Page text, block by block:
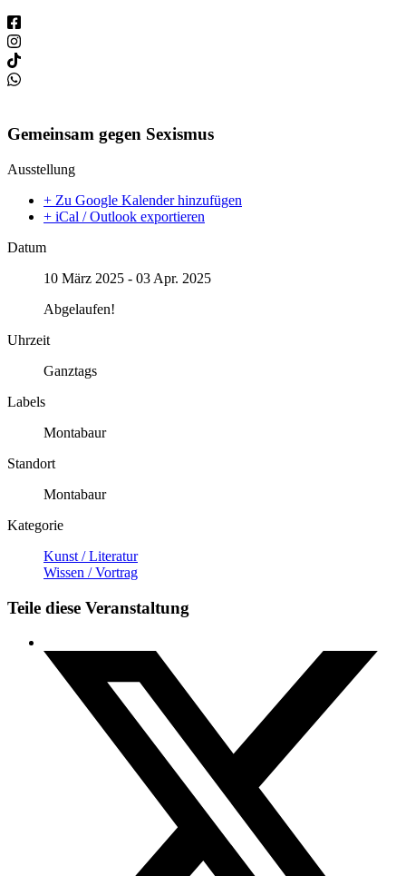
Gemeinsam gegen Sexismus
Ausstellung
+ Zu Google Kalender hinzufügen
+ iCal / Outlook exportieren
Datum
10 März 2025 - 03 Apr. 2025
Abgelaufen!
Uhrzeit
Ganztags
Labels
Montabaur
Standort
Montabaur
Kategorie
Kunst / Literatur
Wissen / Vortrag
Teile diese Veranstaltung